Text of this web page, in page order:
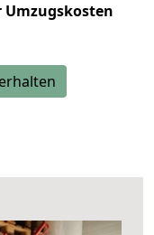
Umzugskosten